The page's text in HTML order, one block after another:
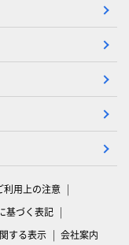
利用上の注意
基づく表記
する表示 会社案内